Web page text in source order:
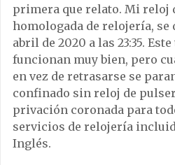
primera que relato. Mi reloj
homologada de relojería, se
abril de 2020 a las 23:35.
funcionan muy bien, pero
en vez de retrasarse se
confinado sin reloj de
privación coronada para
servicios de relojería
Inglés.